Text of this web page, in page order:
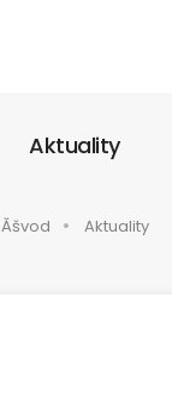
Aktuality
Ăšvod Aktuality